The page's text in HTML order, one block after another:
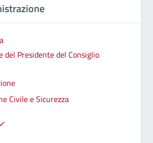
del Presidente del Consiglio
Civile e Sicurezza